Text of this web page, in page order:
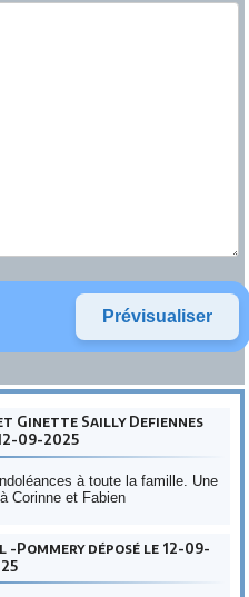
Ginette Sailly Defiennes
09-2025
à toute la famille. Une
Corinne et Fabien
-Pommery déposé le 12-09-